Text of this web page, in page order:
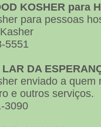
KOSHER para
para pessoas
5551
DA
enviado a
e outros serviços.
3090